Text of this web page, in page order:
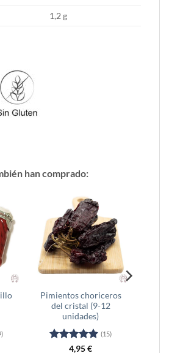
1,2 g
han comprado:
Pimientos choriceros
del cristal (9-12
unidades)
Valorado
(15)
4,95€